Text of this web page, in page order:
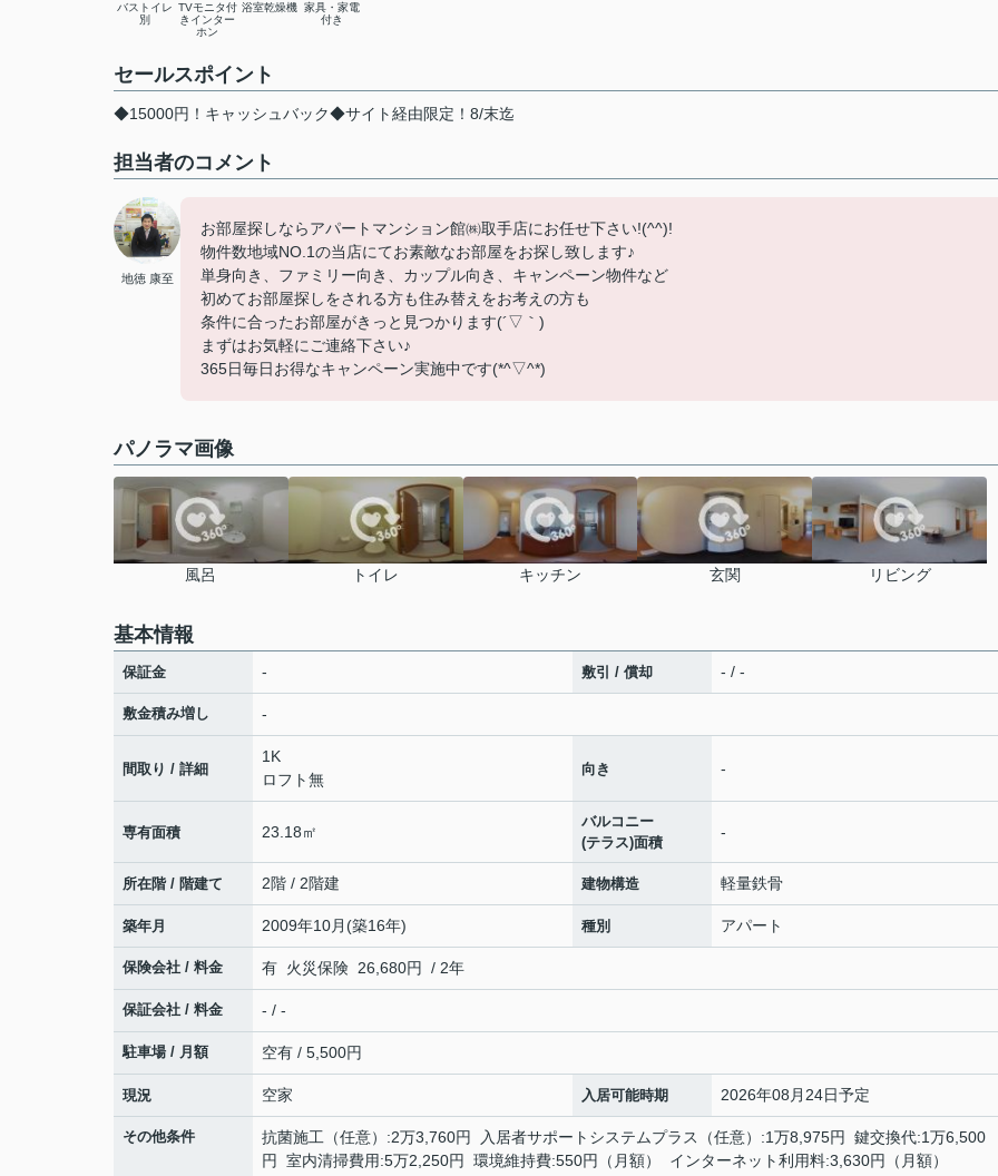
バストイレ
別
TVモニタ付
きインター
ホン
浴室乾燥機 家具・家電
付き
セールスポイント
◆15000円！キャッシュバック◆サイト経由限定！8/末迄
担当者のコメント
地徳 康至
お部屋探しならアパートマンション館㈱取手店にお任せ下さい!(^^)!
物件数地域NO.1の当店にてお素敵なお部屋をお探し致します♪
単身向き、ファミリー向き、カップル向き、キャンペーン物件など
初めてお部屋探しをされる方も住み替えをお考えの方も
条件に合ったお部屋がきっと見つかります(´▽｀)
まずはお気軽にご連絡下さい♪
365日毎日お得なキャンペーン実施中です(*^▽^*)
パノラマ画像
風呂 トイレ キッチン 玄関 リビング
基本情報
保証金 - 敷引 / 償却 - / -
敷金積み増し -
間取り / 詳細
1K
ロフト無
向き -
専有面積 23.18㎡
バルコニー
(テラス)面積
-
所在階 / 階建て 2階 / 2階建 建物構造 軽量鉄骨
築年月 2009年10月(築16年) 種別 アパート
保険会社 / 料金 有 火災保険 26,680円 / 2年
保証会社 / 料金 - / -
駐車場 / 月額 空有 / 5,500円
現況 空家 入居可能時期 2026年08月24日予定
その他条件
抗菌施工（任意）:2万3,760円 入居者サポートシステムプラス（任意）:1万8,975円 鍵交換代:1万6,500
円 室内清掃費用:5万2,250円 環境維持費:550円（月額） インターネット利用料:3,630円（月額）